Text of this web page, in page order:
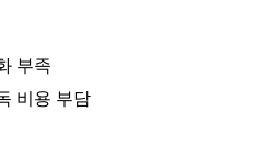
부족
비용 부담